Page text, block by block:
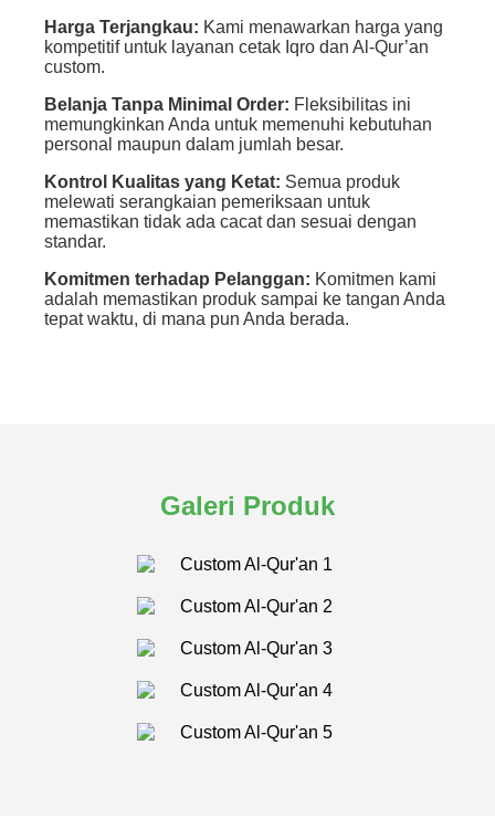
Harga Terjangkau: Kami menawarkan harga yang
kompetitif untuk layanan cetak Iqro dan Al-Qur’an
custom.
Belanja Tanpa Minimal Order: Fleksibilitas ini
memungkinkan Anda untuk memenuhi kebutuhan
personal maupun dalam jumlah besar.
Kontrol Kualitas yang Ketat: Semua produk
melewati serangkaian pemeriksaan untuk
memastikan tidak ada cacat dan sesuai dengan
standar.
Komitmen terhadap Pelanggan: Komitmen kami
adalah memastikan produk sampai ke tangan Anda
tepat waktu, di mana pun Anda berada.
Galeri Produk